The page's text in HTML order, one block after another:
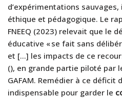
d’expérimentations
éthique et pédagogique. Le
FNEEQ (2023) relevait que le
éducative « se fait sans
et […] les impacts de ce
(), en grande partie piloté par
GAFAM. Remédier à ce déficit
indispensable pour garder le